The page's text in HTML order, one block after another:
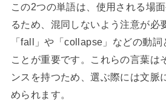
この2つの単語は、使用される場
るため、混同しないよう注意が必
「fall」や「collapse」などの動
ことが重要です。これらの言葉は
ンスを持つため、選ぶ際には文脈
められます。